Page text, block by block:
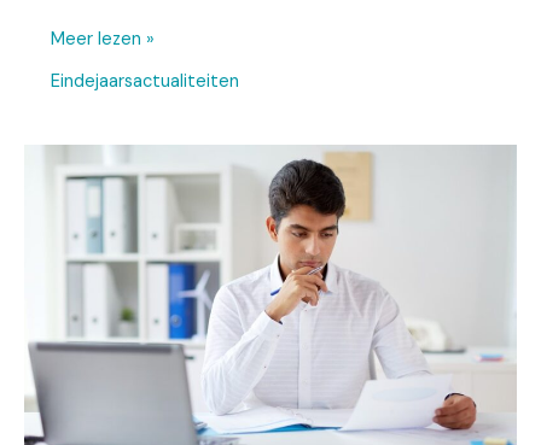
Meer lezen »
Eindejaarsactualiteiten
kleineondernemersregeling
per